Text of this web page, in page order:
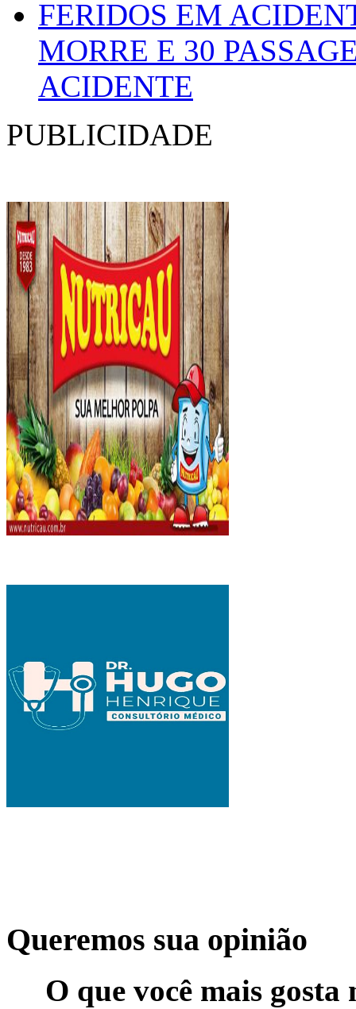
MORRE E 30
ACIDENTE
PUBLICIDADE
Queremos sua opinião
O que você mais